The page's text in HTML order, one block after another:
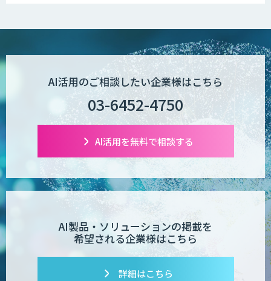
POPstation
業務特化型AIエージェントの開発支援
「業務AIプロ」
Dify導入支援
AI活用のご相談したい企業様はこちら
03-6452-4750
AI活用を無料で相談する
AI製品・ソリューションの掲載を
希望される企業様はこちら
詳細はこちら